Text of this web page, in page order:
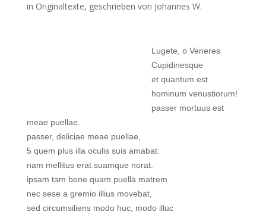
in Originaltexte, geschrieben von Johannes W.
Lugete, o Veneres
Cupidinesque
et quantum est
hominum venustiorum!
passer mortuus est
meae puellae.
passer, deliciae meae puellae,
5 quem plus illa oculis suis amabat:
nam mellitus erat suamque norat.
ipsam tam bene quam puella matrem
nec sese a gremio illius movebat,
sed circumsiliens modo huc, modo illuc